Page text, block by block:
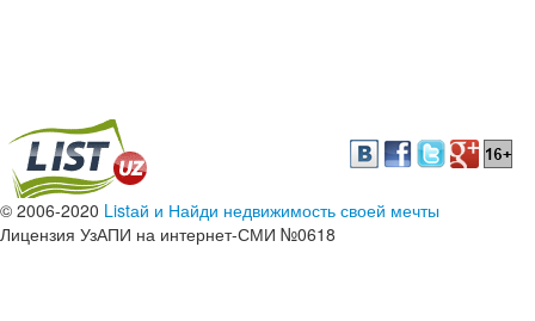
© 2006-2020 Listай и Найди недвижимость своей мечты
Лицензия УзАПИ на интернет-СМИ №0618